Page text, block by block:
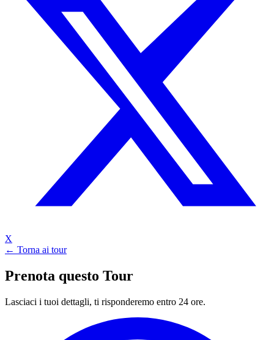
X
← Torna ai tour
Prenota questo Tour
Lasciaci i tuoi dettagli, ti risponderemo entro 24 ore.